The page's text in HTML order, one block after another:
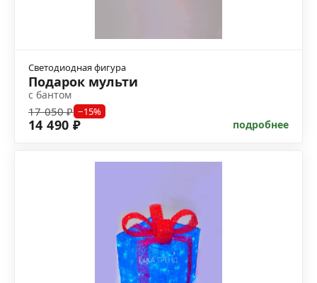
Светодиодная фигура
Подарок мульти
с бантом
17 050 ₽ −15%
14 490 ₽ подробнее